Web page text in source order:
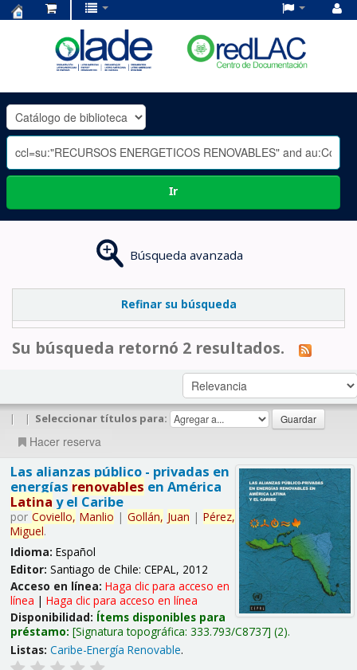
OLADE
-
Ir
Búsqueda avanzada
Refinar su búsqueda
Su búsqueda retornó 2 resultados.
| | Seleccionar títulos para:
Hacer reserva
Las alianzas público - privadas en
energías renovables en América
Latina y el Caribe
por Coviello, Manlio | Gollán, Juan | Pérez,
Miguel.
Idioma: Español
Editor: Santiago de Chile: CEPAL, 2012
Acceso en línea: Haga clic para acceso en
línea | Haga clic para acceso en línea
Disponibilidad: Ítems disponibles para
préstamo: Signatura topográfica: 333.793/C8737 (2).
Listas: Caribe-Energía Renovable.